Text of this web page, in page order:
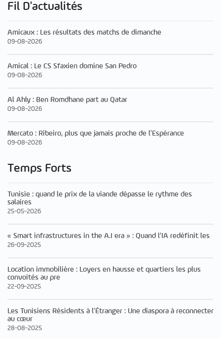
Fil D'actualités
Amicaux : Les résultats des matchs de dimanche
09-08-2026
Amical : Le CS Sfaxien domine San Pedro
09-08-2026
Al Ahly : Ben Romdhane part au Qatar
09-08-2026
Mercato : Ribeiro, plus que jamais proche de l’Espérance
09-08-2026
Temps Forts
Tunisie : quand le prix de la viande dépasse le rythme des
salaires
25-05-2026
« Smart infrastructures in the A.I era » : Quand l’IA redéfinit les
26-09-2025
Location immobilière : Loyers en hausse et quartiers les plus
convoités au pre
22-09-2025
Les Tunisiens Résidents à l’Étranger : Une diaspora à reconnecter
au cœur
28-08-2025